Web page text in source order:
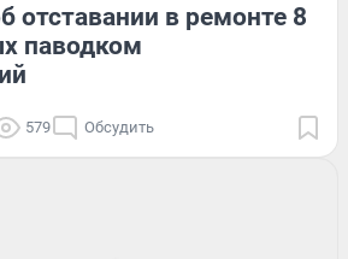
отставании в ремонте 8
паводком
579 Обсудить